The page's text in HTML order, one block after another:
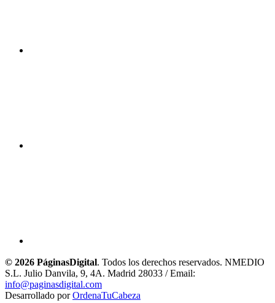
© 2026 PáginasDigital. Todos los derechos reservados. NMEDIO
S.L. Julio Danvila, 9, 4A. Madrid 28033 / Email:
info@paginasdigital.com
Desarrollado porOrdenaTuCabeza